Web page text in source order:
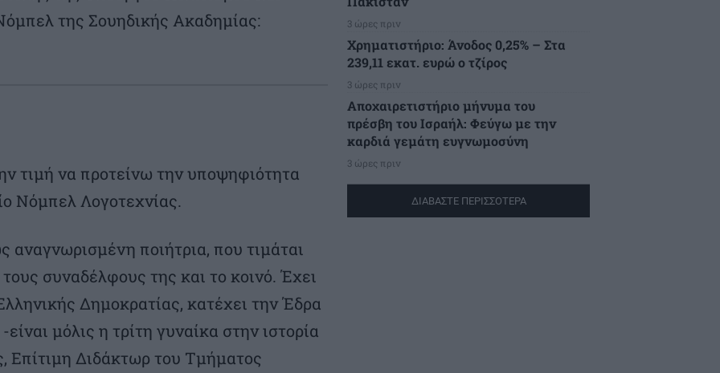
της Σουηδικής Ακαδημίας:
τιμή να προτείνω την υποψηφιότητα
Νόμπελ Λογοτεχνίας.
ποιήτρια, που τιμάται
συναδέλφους της και το κοινό. Έχει
Δημοκρατίας, κατέχει την Έδρα
μόλις η τρίτη γυναίκα στην ιστορία
Επίτιμη Διδάκτωρ του Τμήματος
3 ώρες πριν
Χρηματιστήριο: Άνοδος 0,25% – Στα
239,11 εκατ. ευρώ ο τζίρος
3 ώρες πριν
Αποχαιρετιστήριο μήνυμα του
πρέσβη του Ισραήλ: Φεύγω με την
καρδιά γεμάτη ευγνωμοσύνη
3 ώρες πριν
ΔΙΑΒΑΣΤΕ ΠΕΡΙΣΣΟΤΕΡΑ